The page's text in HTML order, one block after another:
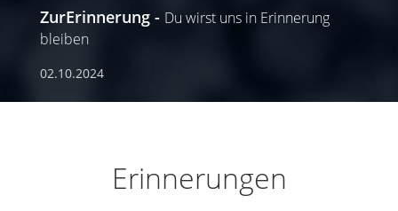
ZurErinnerung
Du wirst uns in Erinnerung
bleiben
02.10.2024
Erinnerungen